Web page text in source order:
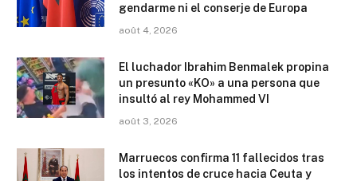
gendarme ni el conserje de Europa
août 4, 2026
El luchador Ibrahim Benmalek propina
un presunto «KO» a una persona que
insultó al rey Mohammed VI
août 3, 2026
Marruecos confirma 11 fallecidos tras
los intentos de cruce hacia Ceuta y